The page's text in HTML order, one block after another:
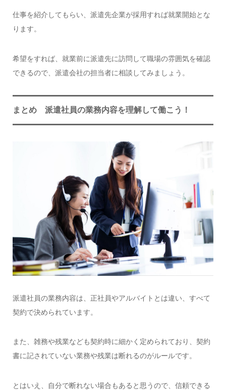
仕事を紹介してもらい、派遣先企業が採用すれば就業開始とな
ります。
希望をすれば、就業前に派遣先に訪問して職場の雰囲気を確認
できるので、派遣会社の担当者に相談してみましょう。
まとめ 派遣社員の業務内容を理解して働こう！
派遣社員の業務内容は、正社員やアルバイトとは違い、すべて
契約で決められています。
また、雑務や残業なども契約時に細かく定められており、契約
書に記されていない業務や残業は断れるのがルールです。
とはいえ、自分で断れない場合もあると思うので、信頼できる